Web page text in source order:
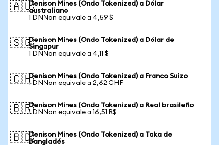
🇦🇺Denison Mines (Ondo Tokenized) a Dólar
australiano
1 DNNon equivale a 4,59 $
🇸🇬Denison Mines (Ondo Tokenized) a Dólar de
Singapur
1 DNNon equivale a 4,11 $
🇨🇭Denison Mines (Ondo Tokenized) a Franco Suizo
1 DNNon equivale a 2,62 CHF
🇧🇷Denison Mines (Ondo Tokenized) a Real brasileño
1 DNNon equivale a 16,51 R$
🇧🇩Denison Mines (Ondo Tokenized) a Taka de
Bangladés